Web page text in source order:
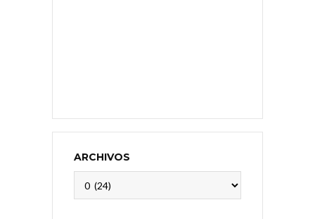
ARCHIVOS